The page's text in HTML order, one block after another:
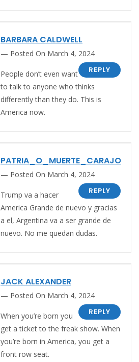
BARBARA CALDWELL
Posted On March 4, 2024
REPLY
People don’t even want
to talk to anyone who thinks
differently than they do. This is
America now.
PATRIA_O_MUERTE_CARAJO
Posted On March 4, 2024
REPLY
Trump va a hacer
America Grande de nuevo y gracias
a el, Argentina va a ser grande de
nuevo. No me quedan dudas.
JACK ALEXANDER
Posted On March 4, 2024
REPLY
When you’re born you
get a ticket to the freak show. When
you’re born in America, you get a
front row seat.